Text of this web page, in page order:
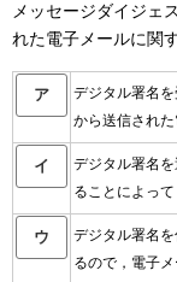
メッセージダイジェ
れた電子メールに関
ア
デジタル署名
から送信された
イ
デジタル署名
ることによっ
ウ
デジタル署名
るので，電子